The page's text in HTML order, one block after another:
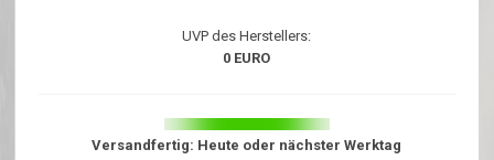
UVP des Herstellers:
0 EURO
Versandfertig: Heute oder nächster Werktag